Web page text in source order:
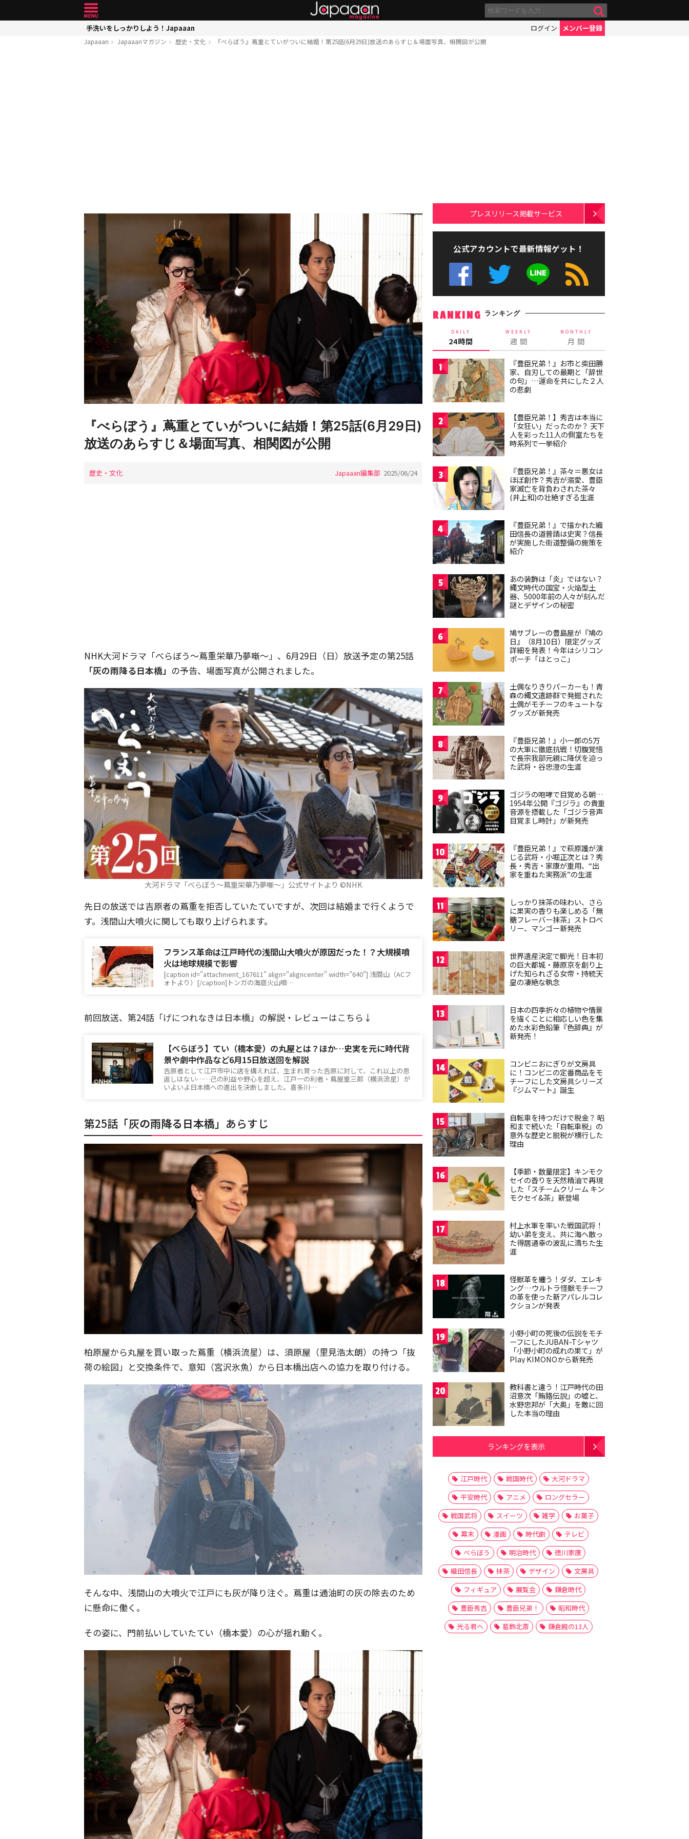
手洗いをしっかりしよう！Japaaan ログイン メンバー登録
Japaaan Japaaanマガジン 歴史・文化 『べらぼう』蔦重とていがついに結婚！第25話(6月29日)放送のあらすじ＆場面写真、相関図が公開
『べらぼう』蔦重とていがついに結婚！第25話(6月29日)
放送のあらすじ＆場面写真、相関図が公開
歴史・文化 Japaaan編集部 2025/06/24
NHK大河ドラマ「べらぼう〜蔦重栄華乃夢噺〜」、6月29日（日）放送予定の第25話
「灰の雨降る日本橋」 の予告、場面写真が公開されました。
大河ドラマ「べらぼう～蔦重栄華乃夢噺～」公式サイトより ©️NHK
先日の放送では吉原者の蔦重を拒否していたていですが、次回は結婚まで行くようで
す。浅間山大噴火に関しても取り上げられます。
フランス革命は江戸時代の浅間山大噴火が原因だった！？大規模噴
火は地球規模で影響
[caption id="attachment_167611" align="aligncenter" width="640"] 浅間山（ACフ
ォトより）[/caption]トンガの海底火山噴…
前回放送、第24話「げにつれなきは日本橋」の解説・レビューはこちら↓
【べらぼう】てい（橋本愛）の丸屋とは？ほか…史実を元に時代背
景や劇中作品など6月15日放送回を解説
吉原者として江戸市中に店を構えれば、生まれ育った吉原に対して、これ以上の恩
返しはない……己の利益や野心を超え、江戸一の利者・蔦屋重三郎（横浜流星）が
いよいよ日本橋への進出を決断しました。喜多川…
第25話「灰の雨降る日本橋 」あらすじ
柏原屋から丸屋を買い取った蔦重（横浜流星）は、須原屋（里見浩太朗）の持つ「抜
荷の絵図」と交換条件で、意知（宮沢氷魚）から日本橋出店への協力を取り付ける。
そんな中、浅間山の大噴火で江戸にも灰が降り注ぐ。蔦重は通油町の灰の除去のため
に懸命に働く。
その姿に、門前払いしていたてい（橋本愛）の心が揺れ動く。
プレスリリース掲載サービス
公式アカウントで最新情報ゲット！
RANKING ランキング
DAILY
24時間
WEEKLY
週 間
MONTHLY
月 間
1
『豊臣兄弟！』お市と柴田勝
家、自刃しての最期と「辞世
の句」…運命を共にした２人
の悲劇
2
【豊臣兄弟！】秀吉は本当に
「女狂い」だったのか？ 天下
人を彩った11人の側室たちを
時系列で一挙紹介
3
『豊臣兄弟！』茶々＝悪女は
ほぼ創作？秀吉が溺愛、豊臣
家滅亡を背負わされた茶々
(井上和)の壮絶すぎる生涯
4
『豊臣兄弟！』で描かれた織
田信長の道普請は史実？信長
が実施した街道整備の施策を
紹介
5
あの装飾は「炎」ではない？
縄文時代の国宝・火焔型土
器、5000年前の人々が刻んだ
謎とデザインの秘密
6
鳩サブレーの豊島屋が『鳩の
日』（8月10日）限定グッズ
詳細を発表！今年はシリコン
ポーチ「はとっこ」
7
土偶なりきりパーカーも！青
森の縄文遺跡群で発掘された
土偶がモチーフのキュートな
グッズが新発売
8
『豊臣兄弟！』小一郎の5万
の大軍に徹底抗戦！切腹覚悟
で長宗我部元親に降伏を迫っ
た武将・谷忠澄の生涯
9
ゴジラの咆哮で目覚める朝…
1954年公開『ゴジラ』の貴重
音源を搭載した「ゴジラ音声
目覚まし時計」が新発売
10
『豊臣兄弟！』で萩原護が演
じる武将・小堀正次とは？秀
長・秀吉・家康が重用、“出
家を重ねた実務派”の生涯
11
しっかり抹茶の味わい、さら
に果実の香りも楽しめる「無
糖フレーバー抹茶」ストロベ
リー、マンゴー新発売
12
世界遺産決定で脚光！日本初
の巨大都城・藤原京を創り上
げた知られざる女帝・持統天
皇の凄絶な執念
13
日本の四季折々の植物や情景
を描くことに相応しい色を集
めた水彩色鉛筆『色辞典』が
新発売！
14
コンビニおにぎりが文房具
に！コンビニの定番商品をモ
チーフにした文房具シリーズ
『ジムマート』誕生
15
自転車を持つだけで税金？ 昭
和まで続いた「自転車税」の
意外な歴史と脱税が横行した
理由
16
【季節・数量限定】キンモク
セイの香りを天然精油で再現
した「スチームクリーム キン
モクセイ&茶」新登場
17
村上水軍を率いた戦国武将！
幼い弟を支え、共に海へ散っ
た得居通幸の波乱に満ちた生
涯
18
怪獣革を纏う！ダダ、エレキ
ング…ウルトラ怪獣モチーフ
の革を使った新アパレルコレ
クションが発表
19
小野小町の死後の伝説をモチ
ーフにしたJUBAN-Tシャツ
「小野小町の成れの果て」が
Play KIMONOから新発売
20
教科書と違う！江戸時代の田
沼意次「賄賂伝説」の嘘と、
水野忠邦が「大奥」を敵に回
した本当の理由
ランキングを表示
江戸時代 戦国時代
大河ドラマ
平安時代
アニメ
ロングセラー
戦国武将
スイーツ 雑学
お菓子
幕末
漫画 時代劇
テレビ
べらぼう
明治時代
徳川家康
織田信長
抹茶 デザイン
文房具
フィギュア
展覧会
鎌倉時代
豊臣秀吉
豊臣兄弟！
昭和時代
光る君へ
葛飾北斎 鎌倉殿の13人